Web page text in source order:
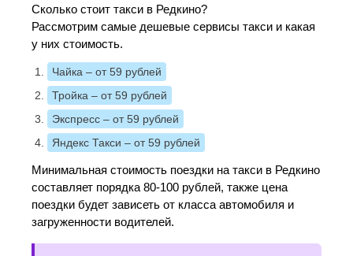
Сколько стоит такси в Редкино?
Рассмотрим самые дешевые сервисы такси и какая
у них стоимость.
Чайка – от 59 рублей
Тройка – от 59 рублей
Экспресс – от 59 рублей
Яндекс Такси – от 59 рублей
Минимальная стоимость поездки на такси в Редкино
составляет порядка 80-100 рублей, также цена
поездки будет зависеть от класса автомобиля и
загруженности водителей.